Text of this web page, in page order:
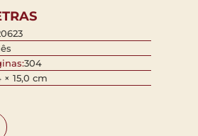
304
× 15,0 cm